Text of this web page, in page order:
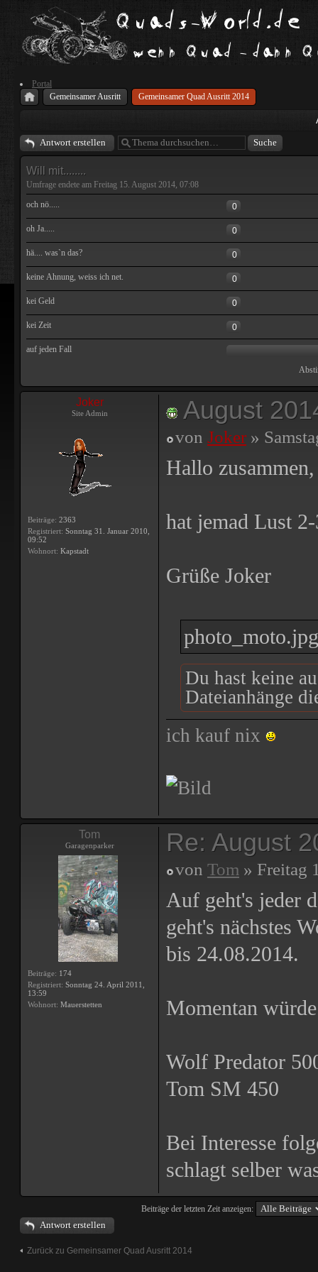
Portal
Gemeinsamer Ausritt
Gemeinsamer Quad Ausritt 2014
Antwort erstellen
Will mit........
Umfrage endete am Freitag 15. August 2014, 07:08
och nö.....
0
oh Ja..... 0
hä.... was`n das? 0
keine Ahnung, weiss ich net. 0
kei Geld 0
kei Zeit 0
auf jeden Fall
Joker
Site Admin
Beiträge: 2363
Registriert: Sonntag 31. Januar 2010,
09:52
Wohnort: Kapstadt
August
von Joker »
Hallo zusammen,
hat jemad Lust
Grüße Joker
photo_moto.jpg
Du hast keine
Dateianhänge
ich kauf nix
Tom
Garagenparker
Beiträge: 174
Registriert: Sonntag 24. April 2011,
13:59
Wohnort: Mauerstetten
Re: August
von Tom » Freitag
Auf geht's jeder
geht's nächstes
bis 24.08.2014.
Momentan
Wolf Predator
Tom SM 450
Bei Interesse
schlagt selber
Beiträge der letzten Zeit anzeigen:
Antwort erstellen
Zurück zu Gemeinsamer Quad Ausritt 2014